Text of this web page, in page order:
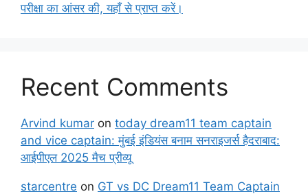
परीक्षा का आंसर की, यहाँ से प्राप्त करें।
Recent Comments
Arvind kumar on today dream11 team captain
and vice captain: मुंबई इंडियंस बनाम सनराइजर्स हैदराबाद:
आईपीएल 2025 मैच प्रीव्यू
starcentre on GT vs DC Dream11 Team Captain